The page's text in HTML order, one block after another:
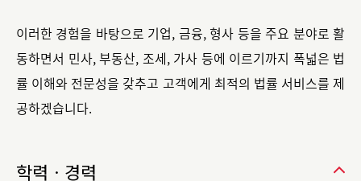
이러한 경험을 바탕으로 기업, 금융, 형사 등을 주요 분야로 활
동하면서 민사, 부동산, 조세, 가사 등에 이르기까지 폭넓은 법
률 이해와 전문성을 갖추고 고객에게 최적의 법률 서비스를 제
공하겠습니다.
학력ㆍ경력